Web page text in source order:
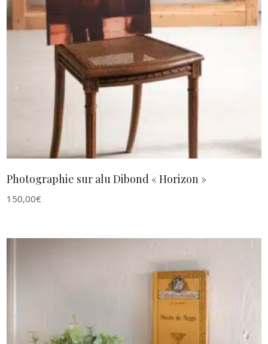
AJOUTER AU PANIER
Photographie sur alu Dibond « Horizon »
150,00€